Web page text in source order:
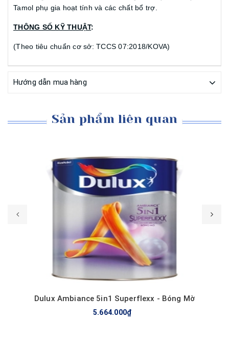
Tamol phụ gia hoạt tính và các chất bổ trợ.
THÔNG SỐ KỸ THUẬT:
(Theo tiêu chuẩn cơ sở: TCCS 07:2018/KOVA)
Hướng dẫn mua hàng
Sản phẩm liên quan
Mua hàng
Dulux Ambiance 5in1 Superflexx - Bóng Mờ
5.664.000₫